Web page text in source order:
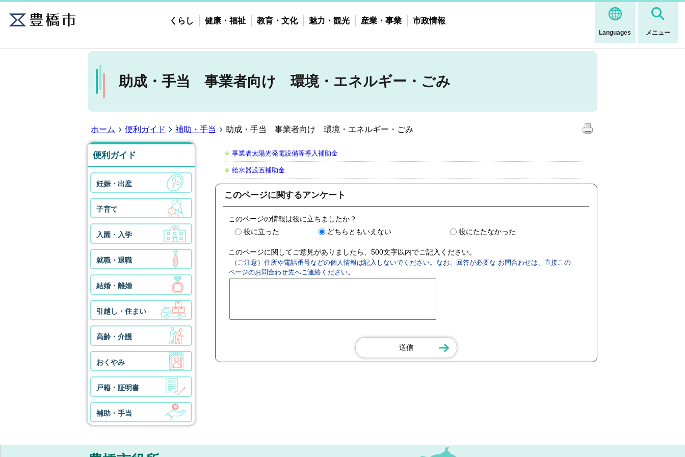
Languages メニュー
くらし 健康・福祉 教育・文化 魅力・観光 産業・事業 市政情報
助成・手当 事業者向け 環境・エネルギー・ごみ
ホーム 便利ガイド 補助・手当 助成・手当 事業者向け 環境・エネルギー・ごみ
便利ガイド
妊娠・出産
子育て
入園・入学
就職・退職
結婚・離婚
引越し・住まい
高齢・介護
おくやみ
戸籍・証明書
補助・手当
事業者太陽光発電設備等導入補助金
給水器設置補助金
このページに関するアンケート
このページの情報は役に立ちましたか？
役に立った
どちらともいえない 役にたたなかった
このページに関してご意見がありましたら、500文字以内でご記入ください。
（ご注意）住所や電話番号などの個人情報は記入しないでください。なお、回答が必要な お問合わせは、直接この
ページのお問合わせ先へご連絡ください。